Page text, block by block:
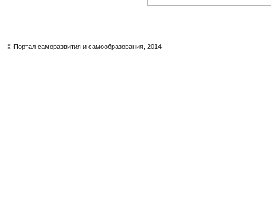
© Портал саморазвития и самообразования, 2014